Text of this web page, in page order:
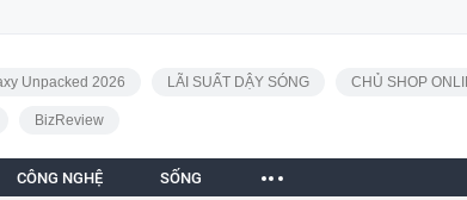
Unpacked 2026 LÃI SUẤT DẬY SÓNG CHỦ SHOP
BizReview
CÔNG NGHỆ SỐNG